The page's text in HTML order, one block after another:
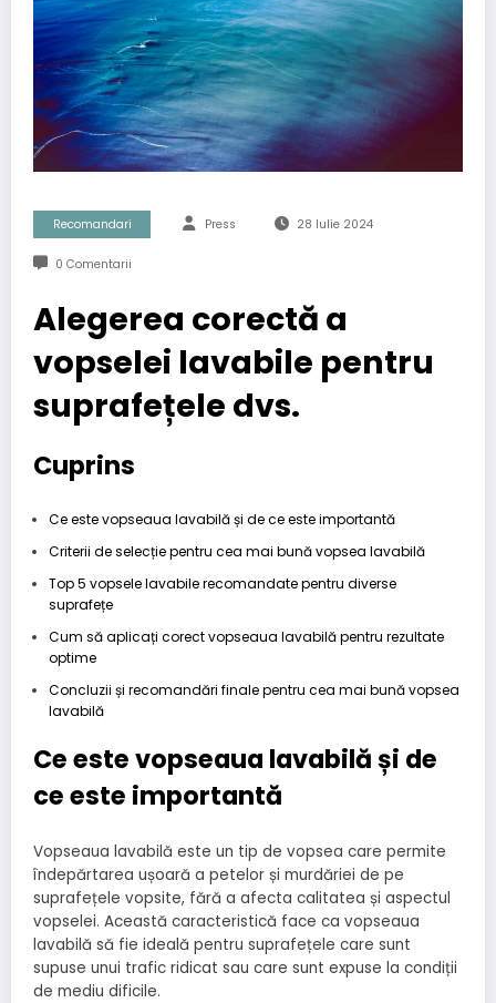
Recomandari Press 28 Iulie 2024
0 Comentarii
Alegerea corectă a
vopselei lavabile pentru
suprafețele dvs.
Cuprins
Ce este vopseaua lavabilă și de ce este importantă
Criterii de selecție pentru cea mai bună vopsea lavabilă
Top 5 vopsele lavabile recomandate pentru diverse
suprafețe
Cum să aplicați corect vopseaua lavabilă pentru rezultate
optime
Concluzii și recomandări finale pentru cea mai bună vopsea
lavabilă
Ce este vopseaua lavabilă și de
ce este importantă
Vopseaua lavabilă este un tip de vopsea care permite
îndepărtarea ușoară a petelor și murdăriei de pe
suprafețele vopsite, fără a afecta calitatea și aspectul
vopselei. Această caracteristică face ca vopseaua
lavabilă să fie ideală pentru suprafețele care sunt
supuse unui trafic ridicat sau care sunt expuse la condiții
de mediu dificile.